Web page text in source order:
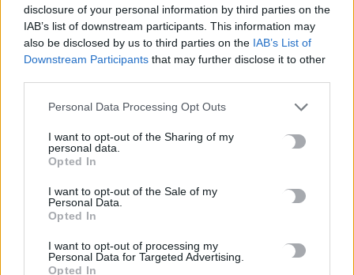
disclosure of your personal information by third parties on the
IAB’s list of downstream participants. This information may
also be disclosed by us to third parties on the IAB’s List of
Downstream Participants that may further disclose it to other
Personal Data Processing Opt Outs
I want to opt-out of the Sharing of my
personal data.
Opted In
I want to opt-out of the Sale of my
Personal Data.
Opted In
I want to opt-out of processing my
Personal Data for Targeted Advertising.
Opted In
Δικογραφία σε βάρος δύο ανδρών
7 Αυγούστου, 2026
Κουνούπια: Σε εξέλιξη το πρόγραμμα καταπολέμησης στην
Κρήτη – Πώς μπορούν να ενημερώνονται και να συμμετέχουν
οι πολίτες
7 Αυγούστου, 2026
φονικό εμπρησμό
7 Αυγούστου, 2026